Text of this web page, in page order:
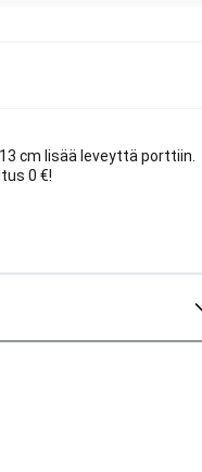
cm lisää leveyttä porttiin.
0 €!